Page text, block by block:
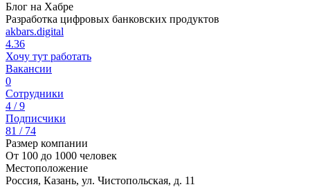
Блог на Хабре
Разработка цифровых банковских продуктов
akbars.digital
4.36
Хочу тут работать
Вакансии
0
Сотрудники
4 / 9
Подписчики
81 / 74
Размер компании
От 100 до 1000 человек
Местоположение
Россия, Казань, ул. Чистопольская, д. 11